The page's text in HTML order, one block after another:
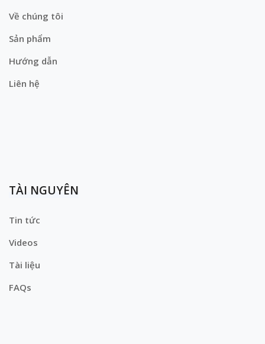
Về chúng tôi
Sản phẩm
Hướng dẫn
Liên hệ
TÀI NGUYÊN
Tin tức
Videos
Tài liệu
FAQs